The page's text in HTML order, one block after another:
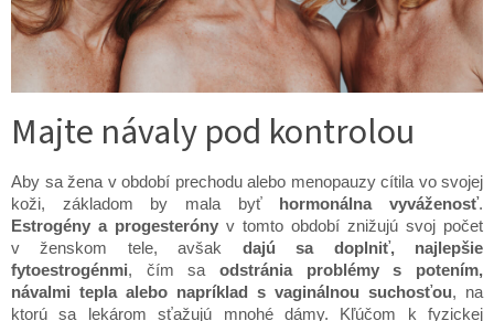
Majte návaly pod kontrolou
Aby sa žena v období prechodu alebo menopauzy cítila vo svojej
koži, základom by mala byť
hormonálna vyváženosť.
Estrogény a progesteróny v tomto období znižujú svoj počet
v ženskom tele, avšak dajú sa doplniť, najlepšie
fytoestrogénmi, čím sa odstránia problémy s potením,
návalmi tepla alebo napríklad s vaginálnou suchosťou, na
ktorú sa lekárom sťažujú mnohé dámy. Kľúčom k fyzickej